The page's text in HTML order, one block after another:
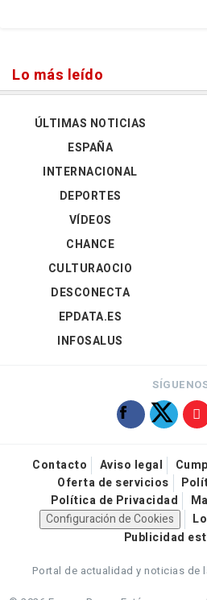
Lo más leído
ÚLTIMAS NOTICIAS
ESPAÑA
INTERNACIONAL
DEPORTES
VÍDEOS
CHANCE
CULTURAOCIO
DESCONECTA
EPDATA.ES
INFOSALUS
Contacto Aviso legal
Oferta de servicios
Política de Privacidad
Configuración de Cookies
Publicidad
Portal de actualidad y noticias de